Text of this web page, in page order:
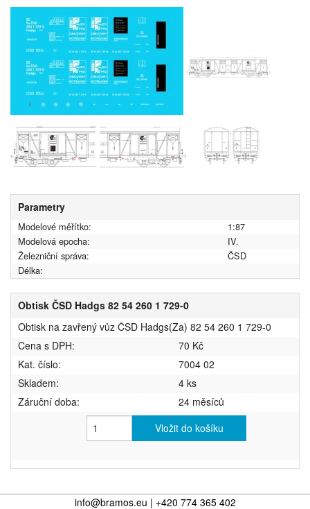
Parametry
Modelové měřítko:
1:87
Modelová epocha:
IV.
Železniční správa:
ČSD
Délka:
Obtisk ČSD Hadgs 82 54 260 1 729-0
Obtisk na zavřený vůz ČSD Hadgs(Za) 82 54 260 1 729-0
Cena s DPH:
70 Kč
Kat. číslo:
7004 02
Skladem:
4 ks
Záruční doba:
24 měsíců
Vložit do košíku
info@bramos.eu | +420 774 365 402